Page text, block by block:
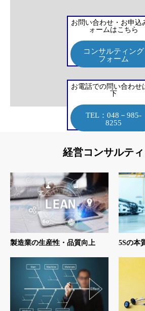
お問い合わせ・お申込
ォームはこちら
コンサルティング
フォーム
お電話での問い合わせ
下
TEL：048－985-
8255
経営コンサルテ
製造業の生産性・品質向上 5Sの本